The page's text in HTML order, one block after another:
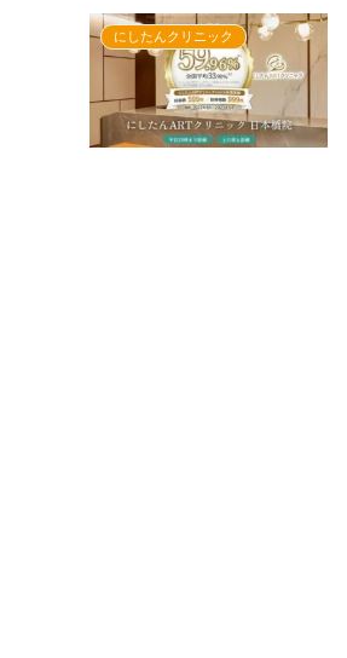
にしたんクリニック